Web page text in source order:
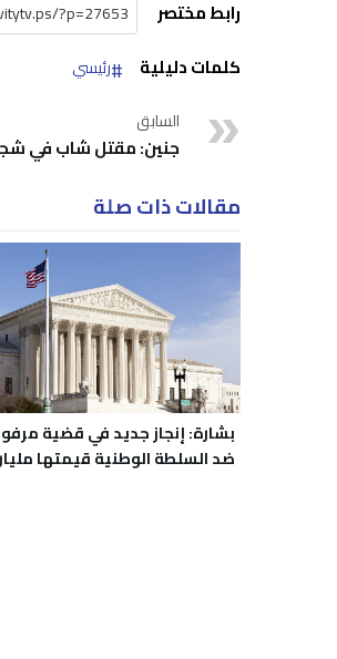
رابط مختصر
كلمات دليلية
رئيسي
السابق
جنين: مقتل شاب في
مقالات ذات صلة
بشارة: إنجاز جديد في قضية
ضد السلطة الوطنية قيمتها